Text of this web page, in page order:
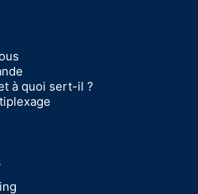
à quoi sert-il ?